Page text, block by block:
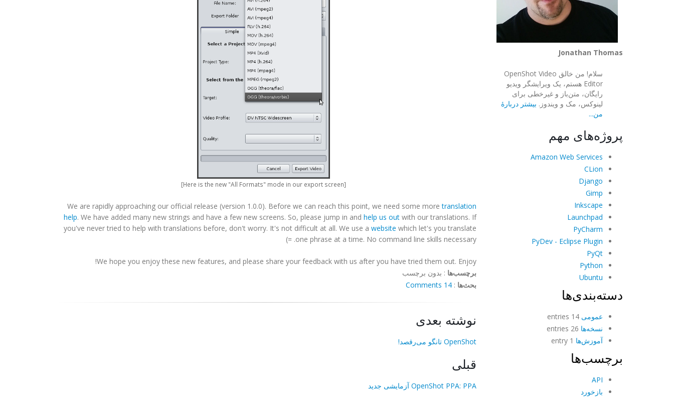
[Here is the new "All Formats" mode in our export screen]
We are rapidly approaching our official release (version 1.0.0). Before we can reach this point, we need some moretranslation
help. We have added many new strings and have a few new screens. So, please jump in and help us outwith our translations. If
you've never tried to help with translations before, don't worry. It's not difficult at all. We use a website which let's you translate
one phrase at a time. No command line skills necessary. =)
We hope you enjoy these new features, and please share your feedback with us after you have tried them out. Enjoy!
برچسب‌ها : بدون برچسب
بحث‌ها :
14 Comments
نوشته بعدی
OpenShot تانگو می‌رقصد!
قبلی
OpenShot PPA: PPA آزمایشی جدید
Jonathan Thomas
سلام! من خالق OpenShot Video
Editor هستم، یک ویرایشگر ویدیو
رایگان، متن‌باز و غیرخطی برای
لینوکس، مک و ویندوز. بیشتر دربارهٔ
من...
پروژه‌های مهم
Amazon Web Services
CLion
Django
Gimp
Inkscape
Launchpad
PyCharm
PyDev - Eclipse Plugin
PyQt
Python
Ubuntu
دسته‌بندی‌ها
عمومی
نسخه‌ها
آموزش‌ها
برچسب‌ها
API
بازخورد